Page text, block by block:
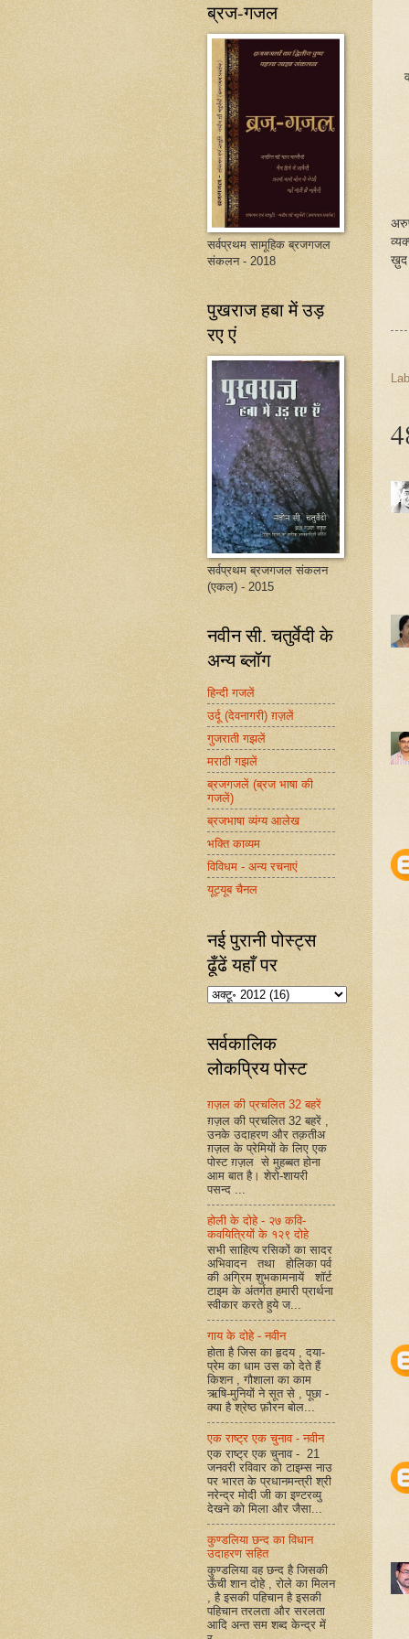
ख़ुद
ब्रज-गजल
सर्वप्रथम सामूहिक ब्रजगजल
संकलन - 2018
पुखराज हबा में उड़
रए एं
सर्वप्रथम ब्रजगजल संकलन
(एकल) - 2015
नवीन सी. चतुर्वेदी के
अन्य ब्लॉग
हिन्दी गजलें
उर्दू (देवनागरी) ग़ज़लें
गुजराती गझलें
मराठी गझलें
ब्रजगजलें (ब्रज भाषा की
गजलें)
ब्रजभाषा व्यंग्य आलेख
भक्ति काव्यम
विविधम - अन्य रचनाएं
यूट्यूब चैनल
नई पुरानी पोस्ट्स
ढूँढें यहाँ पर
सर्वकालिक
लोकप्रिय पोस्ट
ग़ज़ल की प्रचलित 32 बहरें
ग़ज़ल की प्रचलित 32 बहरें ,
उनके उदाहरण और तक़तीअ
ग़ज़ल के प्रेमियों के लिए एक
पोस्ट ग़ज़ल से मुहब्बत होना
आम बात है। शेरो-शायरी
पसन्द ...
होली के दोहे - २७ कवि-
कवयित्रियों के १२९ दोहे
सभी साहित्य रसिकों का सादर
अभिवादन तथा होलिका पर्व
की अग्रिम शुभकामनायें शॉर्ट
टाइम के अंतर्गत हमारी प्रार्थना
स्वीकार करते हुये ज...
गाय के दोहे - नवीन
होता है जिस का हृदय , दया-
प्रेम का धाम उस को देते हैं
किशन , गौशाला का काम
ऋषि-मुनियों ने सूत से , पूछा -
क्या है श्रेष्ठ फ़ौरन बोल...
एक राष्ट्र एक चुनाव - नवीन
एक राष्ट्र एक चुनाव - 21
जनवरी रविवार को टाइम्स नाउ
पर भारत के प्रधानमन्त्री श्री
नरेन्द्र मोदी जी का इण्टरव्यु
देखने को मिला और जैसा...
कुण्डलिया छन्द का विधान
उदाहरण सहित
कुण्डलिया वह छन्द है जिसकी
ऊँची शान दोहे , रोले का मिलन
, है इसकी पहिचान है इसकी
पहिचान तरलता और सरलता
आदि अन्त सम शब्द केन्द्र में